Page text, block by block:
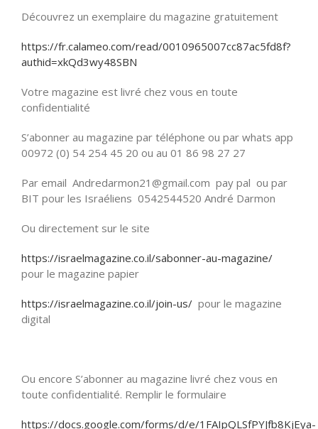
Découvrez un exemplaire du magazine gratuitement
https://fr.calameo.com/read/0010965007cc87ac5fd8f?
authid=xkQd3wy48SBN
Votre magazine est livré chez vous en toute
confidentialité
S’abonner au magazine par téléphone ou par whats app
00972 (0) 54 254 45 20 ou au 01 86 98 27 27
Par email Andredarmon21@gmail.com pay pal ou par
BIT pour les Israéliens 0542544520 André Darmon
Ou directement sur le site
https://israelmagazine.co.il/sabonner-au-magazine/
pour le magazine papier
https://israelmagazine.co.il/join-us/ pour le magazine
digital
Ou encore S’abonner au magazine livré chez vous en
toute confidentialité. Remplir le formulaire
https://docs.google.com/forms/d/e/1FAIpQLSfPYJfb8KjEya-